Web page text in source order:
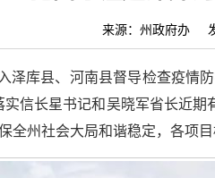
来源：州政府办
库县、河南县督导检查疫情
信长星书记和吴晓军省长近
州社会大局和谐稳定，各项目